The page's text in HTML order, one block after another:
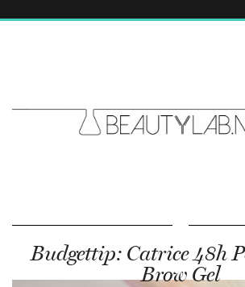
Budgettip: Catrice 48h
Brow Gel